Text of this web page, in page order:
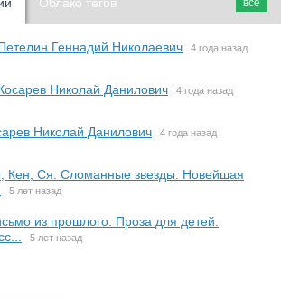
Облако тегов все
Геннадий Николаевич 4 года назад
Николай Данилович 4 года назад
Николай Данилович 4 года назад
Кен, Ся: Сломанные звезды. Новейшая
5 лет назад
из прошлого. Проза для детей.
5 лет назад